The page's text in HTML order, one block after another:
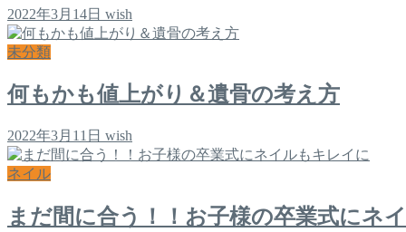
2022年3月14日 wish
未分類
何もかも値上がり＆遺骨の考え方
2022年3月11日 wish
ネイル
まだ間に合う！！お子様の卒業式にネ